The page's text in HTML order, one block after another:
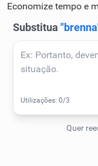
Conexões
Caça-palavras
Economize tempo e